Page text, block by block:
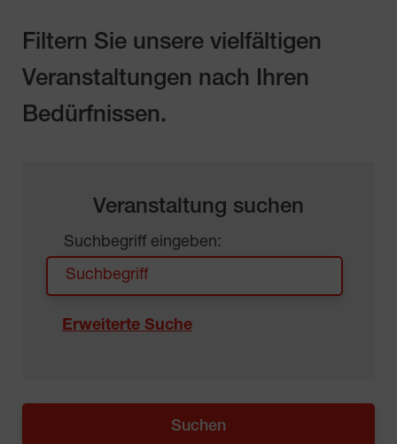
Filtern Sie unsere vielfältigen
Veranstaltungen nach Ihren
Bedürfnissen.
Veranstaltung suchen
Suchbegriff eingeben:
Erweiterte Suche